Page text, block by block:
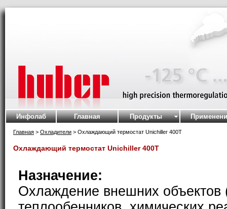
Инфолаб Главная Продукты
Главная > Охладители > Охлаждающий термостат Unichiller 400T
Охлаждающий термостат Unichiller 400T
Назначение:
Охлаждение внешних объектов